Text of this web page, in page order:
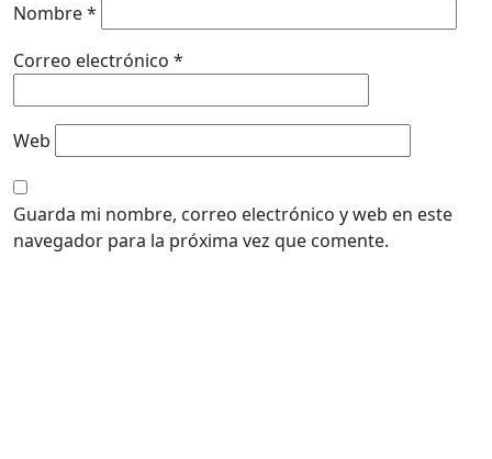
Nombre*
Correo electrónico *
Web
Guarda mi nombre, correo electrónico y web en este
navegador para la próxima vez que comente.